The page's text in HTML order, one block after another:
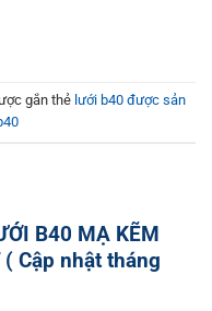
gắn thẻ lưới b40 được sản
B40 MẠ KẼM
( Cập nhật tháng